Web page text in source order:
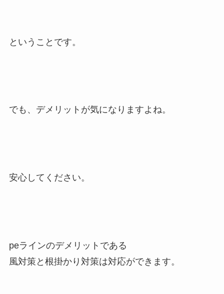
ということです。
でも、デメリットが気になりますよね。
安心してください。
peラインのデメリットである
風対策と根掛かり対策は対応ができます。